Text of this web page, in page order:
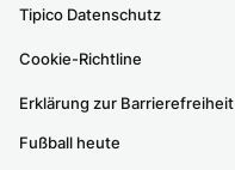
Tipico Datenschutz
Cookie-Richtline
Erklärung zur Barrierefreiheit
Fußball heute